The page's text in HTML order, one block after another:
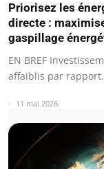
Priorisez les
directe :
gaspillage
EN BREF
affaiblis par
11 mai 2026